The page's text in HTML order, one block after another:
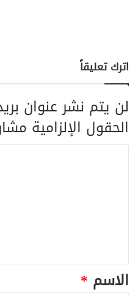
اترك تعليقاً
لن يتم نشر عنوان
الحقول الإلزامية
الاسم *